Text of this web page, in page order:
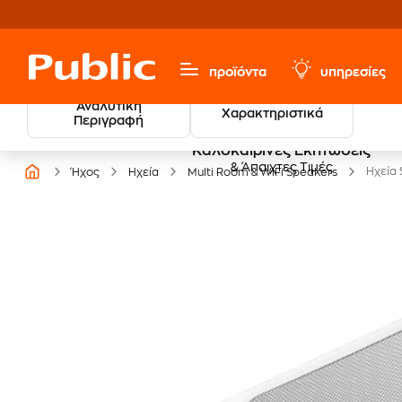
προϊόντα υπηρεσίες
Αναλυτική
Περιγραφή
Χαρακτηριστικά
Καλοκαιρινές Εκπτώσεις
& Άπαιχτες Τιμές
Ήχος Ηχεία Multi Room & WiFi Speakers